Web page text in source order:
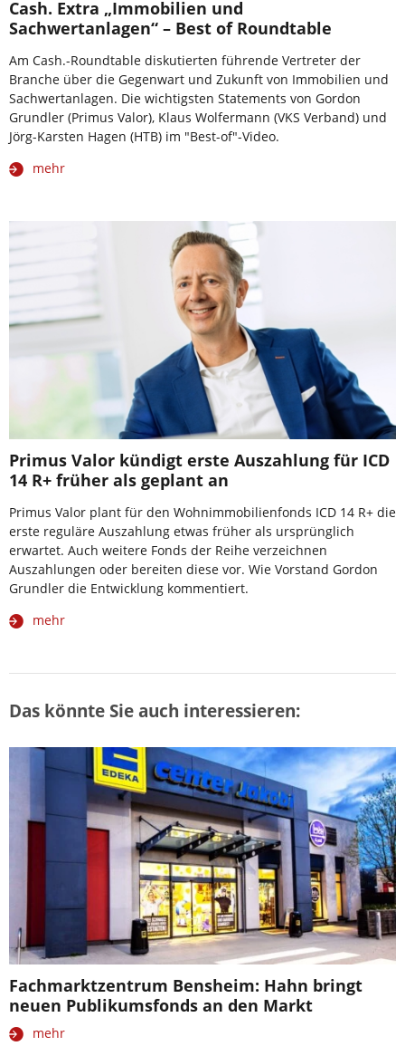
Cash. Extra „Immobilien und
Sachwertanlagen“ – Best of Roundtable
Am Cash.-Roundtable diskutierten führende Vertreter der
Branche über die Gegenwart und Zukunft von Immobilien und
Sachwertanlagen. Die wichtigsten Statements von Gordon
Grundler (Primus Valor), Klaus Wolfermann (VKS Verband) und
Jörg-Karsten Hagen (HTB) im "Best-of"-Video.
mehr
Primus Valor kündigt erste Auszahlung für ICD
14 R+ früher als geplant an
Primus Valor plant für den Wohnimmobilienfonds ICD 14 R+ die
erste reguläre Auszahlung etwas früher als ursprünglich
erwartet. Auch weitere Fonds der Reihe verzeichnen
Auszahlungen oder bereiten diese vor. Wie Vorstand Gordon
Grundler die Entwicklung kommentiert.
mehr
Das könnte Sie auch interessieren:
Fachmarktzentrum Bensheim: Hahn bringt
neuen Publikumsfonds an den Markt
mehr